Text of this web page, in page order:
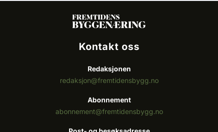
Kontakt oss
Redaksjonen
redaksjon@fremtidensbygg.no
Abonnement
abonnement@fremtidensbygg.no